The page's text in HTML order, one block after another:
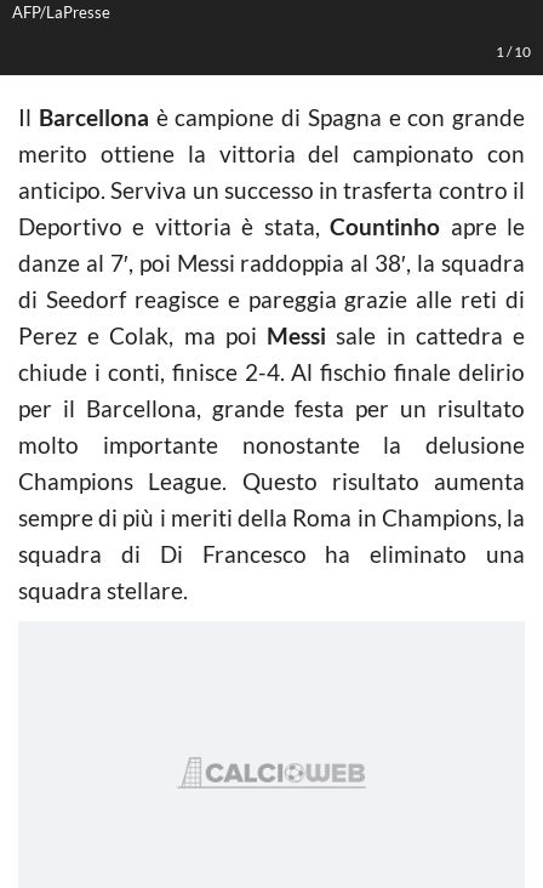
AFP/LaPresse
1 /10
Il Barcellona è campione di Spagna e con grande
merito ottiene la vittoria del campionato con
anticipo. Serviva un successo in trasferta contro il
Deportivo e vittoria è stata,Countinho apre le
danze al 7′, poi Messi raddoppia al 38′, la squadra
di Seedorf reagisce e pareggia grazie alle reti di
Perez e Colak, ma poi Messi sale in cattedra e
chiude i conti, finisce 2-4. Al fischio finale delirio
per il Barcellona, grande festa per un risultato
molto importante nonostante la delusione
Champions League. Questo risultato aumenta
sempre di più i meriti della Roma in Champions, la
squadra di Di Francesco ha eliminato una
squadra stellare.